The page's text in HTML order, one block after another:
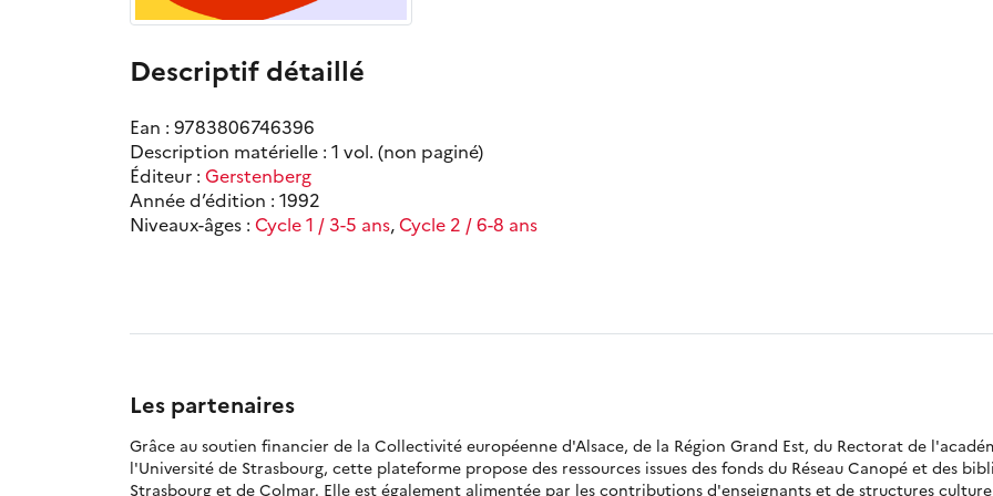
Descriptif détaillé
Ean : 9783806746396
Description matérielle : 1 vol. (non paginé)
Éditeur : Gerstenberg
Année d’édition : 1992
Niveaux-âges : Cycle 1 / 3-5 ans,Cycle 2 / 6-8 ans
Les partenaires
Grâce au soutien financier de la Collectivité européenne d'Alsace, de la Région Grand Est, du Rectorat de
l'Université de Strasbourg, cette plateforme propose des ressources issues des fonds du Réseau Canopé et des
Strasbourg et de Colmar. Elle est également alimentée par les contributions d'enseignants et de structures